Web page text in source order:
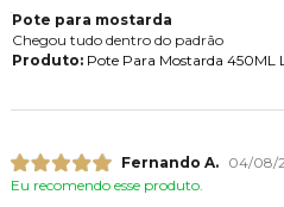
Pote para mostarda
Chegou tudo dentro do padrão
Produto:Pote Para Mostarda 450ML
Fernando A.
04/08/
Eu recomendo esse produto.